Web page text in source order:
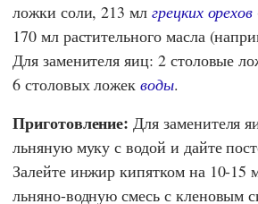
ложки соли, 213 мл грецких орехов
170 мл растительного масла
Для заменителя яиц: 2 столовые
6 столовых ложекводы.
Приготовление: Для заменителя
льняную муку с водой и дайте
Залейте инжир кипятком на 10-
льняно-водную смесь с кленовым